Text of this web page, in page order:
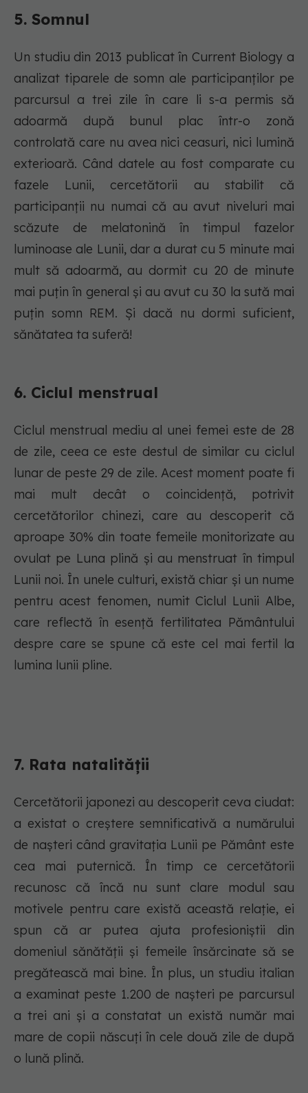
5. Somnul
Un studiu din 2013 publicat în Current Biology a
analizat tiparele de somn ale participanților pe
parcursul a trei zile în care li s-a permis să
adoarmă după bunul plac într-o zonă
controlată care nu avea nici ceasuri, nici lumină
exterioară. Când datele au fost comparate cu
fazele Lunii, cercetătorii au stabilit că
participanții nu numai că au avut niveluri mai
scăzute de melatonină în timpul fazelor
luminoase ale Lunii, dar a durat cu 5 minute mai
mult să adoarmă, au dormit cu 20 de minute
mai puțin în general și au avut cu 30 la sută mai
puțin somn REM. Și dacă nu dormi suficient,
sănătatea ta suferă!
6. Ciclul menstrual
Ciclul menstrual mediu al unei femei este de 28
de zile, ceea ce este destul de similar cu ciclul
lunar de peste 29 de zile. Acest moment poate fi
mai mult decât o coincidență, potrivit
cercetătorilor chinezi, care au descoperit că
aproape 30% din toate femeile monitorizate au
ovulat pe Luna plină și au menstruat în timpul
Lunii noi. În unele culturi, există chiar și un nume
pentru acest fenomen, numit Ciclul Lunii Albe,
care reflectă în esență fertilitatea Pământului
despre care se spune că este cel mai fertil la
lumina lunii pline.
7. Rata natalității
Cercetătorii japonezi au descoperit ceva ciudat:
a existat o creștere semnificativă a numărului
de nașteri când gravitația Lunii pe Pământ este
cea mai puternică. În timp ce cercetătorii
recunosc că încă nu sunt clare modul sau
motivele pentru care există această relație, ei
spun că ar putea ajuta profesioniștii din
domeniul sănătății și femeile însărcinate să se
pregătească mai bine. În plus, un studiu italian
a examinat peste 1.200 de nașteri pe parcursul
a trei ani și a constatat un există număr mai
mare de copii născuți în cele două zile de după
o lună plină.